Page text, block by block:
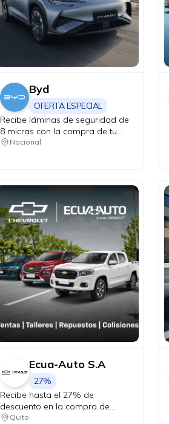
Byd
OFERTA ESPECIAL
Recibe láminas de seguridad de
8 micras con la compra de tu
Yuan Pro DM-i.
Nacional
Ecua-Auto S.A
27%
Recibe hasta el 27% de
descuento en la compra de
repuestos originales Chevrolet y
Quito